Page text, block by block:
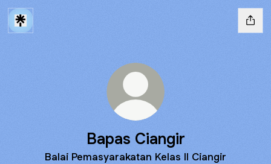
Bapas Ciangir
Balai Pemasyarakatan Kelas II Ciangir